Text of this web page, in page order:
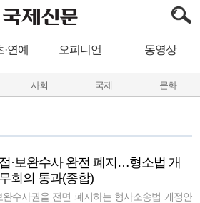
연예 오피니언 동영상
사회 국제 문화
·보완수사 완전 폐지…형소법 개
회의 통과(종합)
수사권을 전면 폐지하는 형사소송법 개정안